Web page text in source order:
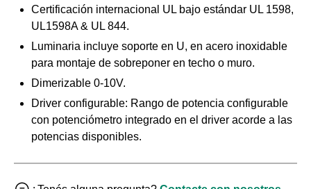
Certificación internacional UL bajo estándar UL 1598,
UL1598A & UL 844.
Luminaria incluye soporte en U, en acero inoxidable
para montaje de sobreponer en techo o muro.
Dimerizable 0-10V.
Driver configurable: Rango de potencia configurable
con potenciómetro integrado en el driver acorde a las
potencias disponibles.